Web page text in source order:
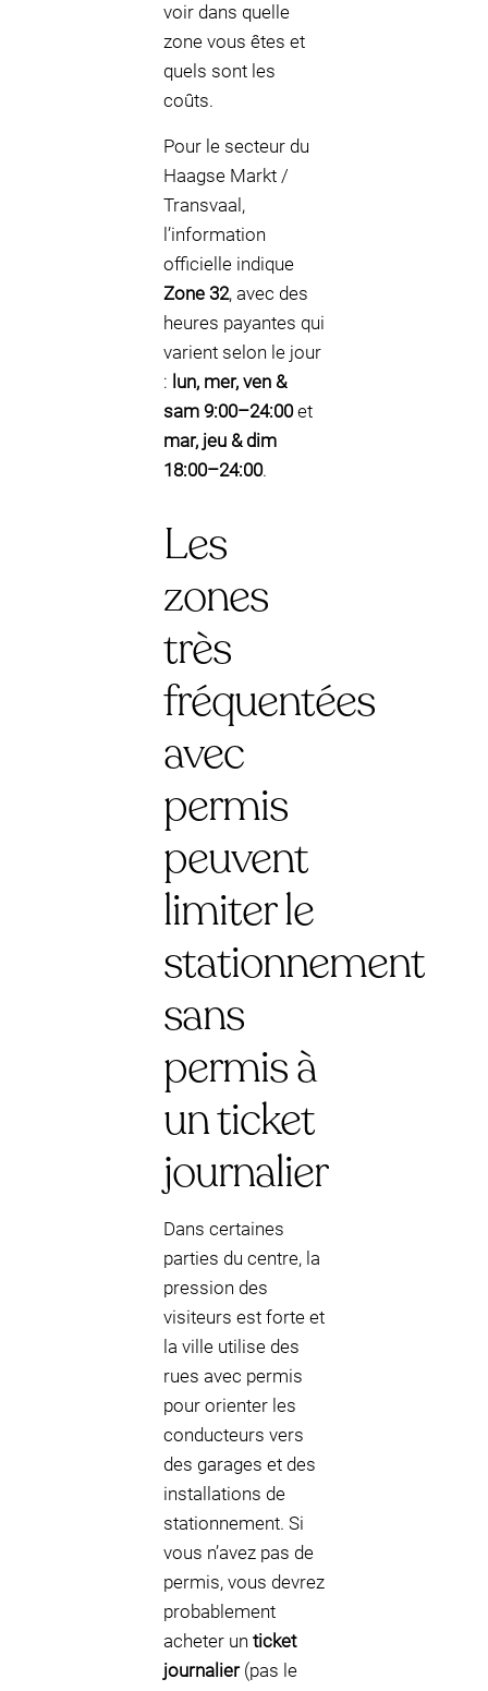
voir dans quelle
zone vous êtes et
quels sont les
coûts.
Pour le secteur du
Haagse Markt /
Transvaal,
l’information
officielle indique
Zone 32, avec des
heures payantes qui
varient selon le jour
: lun, mer, ven &
sam 9:00–24:00et
mar, jeu & dim
18:00–24:00.
Les
zones
très
fréquentées
avec
permis
peuvent
limiter le
stationnement
sans
permis à
un ticket
journalier
Dans certaines
parties du centre, la
pression des
visiteurs est forte et
la ville utilise des
rues avec permis
pour orienter les
conducteurs vers
des garages et des
installations de
stationnement. Si
vous n’avez pas de
permis, vous devrez
probablement
acheter un ticket
journalier(pas le